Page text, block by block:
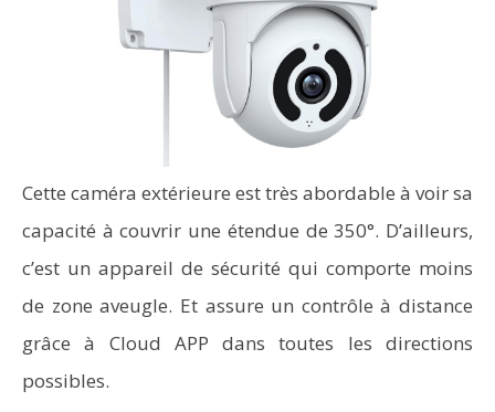
Cette caméra extérieure est très abordable à voir sa
capacité à couvrir une étendue de 350°. D’ailleurs,
c’est un appareil de sécurité qui comporte moins
de zone aveugle. Et assure un contrôle à distance
grâce à Cloud APP dans toutes les directions
possibles.